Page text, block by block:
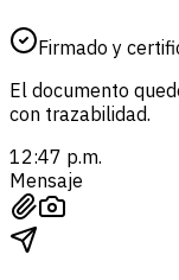
Firmado y
El documento
con trazabilidad.
12:47 p.m.
Mensaje